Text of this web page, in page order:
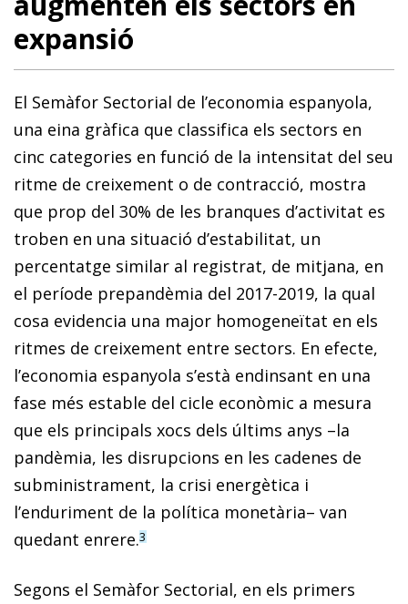
expansió
El Semàfor Sectorial de l’economia espanyola,
una eina gràfica que classifica els sectors en
cinc categories en funció de la intensitat del seu
ritme de creixement o de contracció, mostra
que prop del 30% de les branques d’activitat es
troben en una situació d’estabilitat, un
percentatge similar al registrat, de mitjana, en
el període prepandèmia del 2017-2019, la qual
cosa evidencia una major homogeneïtat en els
ritmes de creixement entre sectors. En efecte,
l’economia espanyola s’està endinsant en una
fase més estable del cicle econòmic a mesura
que els principals xocs dels últims anys –la
pandèmia, les disrupcions en les cadenes de
subministrament, la crisi energètica i
l’enduriment de la política monetària– van
quedant enrere.3
Segons el Semàfor Sectorial, en els primers